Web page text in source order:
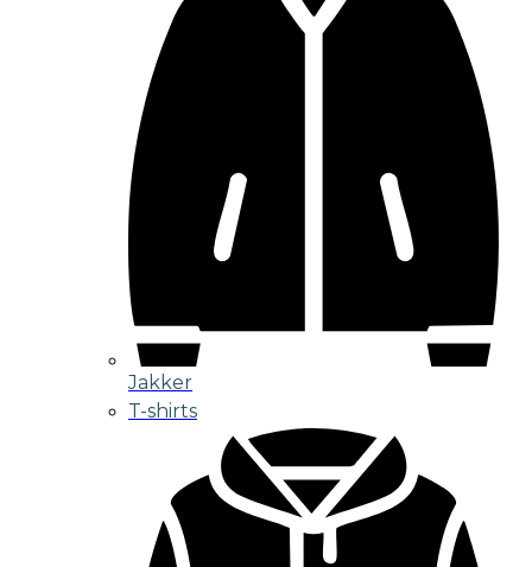
Jakker
T-shirts